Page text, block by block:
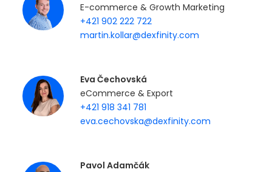
E-commerce & Growth Marketing
+421 902 222 722
martin.kollar@dexfinity.com
Eva Čechovská
eCommerce & Export
+421 918 341 781
eva.cechovska@dexfinity.com
Pavol Adamčák